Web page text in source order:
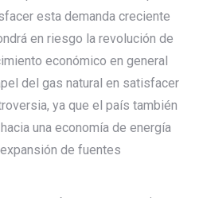
esta demanda creciente
en riesgo la revolución de
económico en general
del gas natural en satisfacer
ya que el país también
una economía de energía
de fuentes